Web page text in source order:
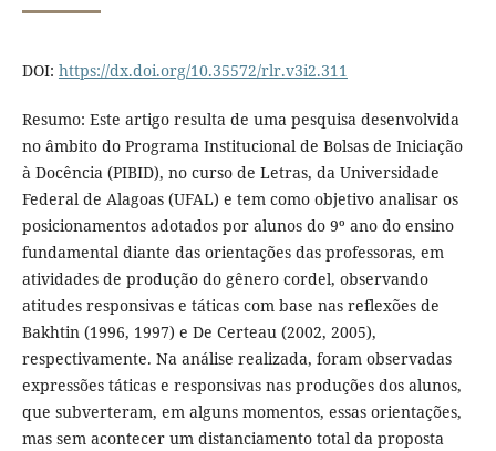
DOI: https://dx.doi.org/10.35572/rlr.v3i2.311
Resumo: Este artigo resulta de uma pesquisa desenvolvida
no âmbito do Programa Institucional de Bolsas de Iniciação
à Docência (PIBID), no curso de Letras, da Universidade
Federal de Alagoas (UFAL) e tem como objetivo analisar os
posicionamentos adotados por alunos do 9º ano do ensino
fundamental diante das orientações das professoras, em
atividades de produção do gênero cordel, observando
atitudes responsivas e táticas com base nas reflexões de
Bakhtin (1996, 1997) e De Certeau (2002, 2005),
respectivamente. Na análise realizada, foram observadas
expressões táticas e responsivas nas produções dos alunos,
que subverteram, em alguns momentos, essas orientações,
mas sem acontecer um distanciamento total da proposta